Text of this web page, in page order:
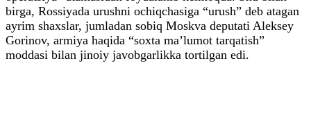
birga, Rossiyada urushni ochiqchasiga “urush” deb atagan
ayrim shaxslar, jumladan sobiq Moskva deputati Aleksey
Gorinov, armiya haqida “soxta ma’lumot tarqatish”
moddasi bilan jinoiy javobgarlikka tortilgan edi.